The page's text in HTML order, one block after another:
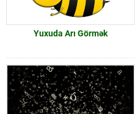
Yuxuda Arı Görmək